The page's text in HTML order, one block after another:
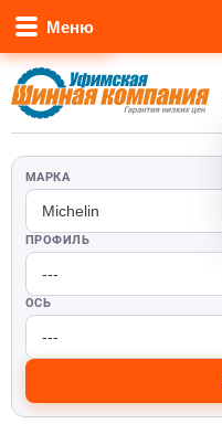
Меню
МАРКА
ПРОФИЛЬ
ОСЬ